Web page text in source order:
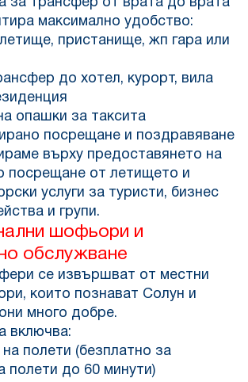
за трансфер от врата до врата
максимално удобство:
пристанище, жп гара или
до хотел, курорт, вила
опашки за таксита
посрещане и поздравяване
върху предоставянето на
посрещане от летището и
услуги за туристи, бизнес
и групи.
шофьори и
обслужване
се извършват от местни
които познават Солун и
много добре.
включва:
полети (безплатно за
полети до 60 минути)